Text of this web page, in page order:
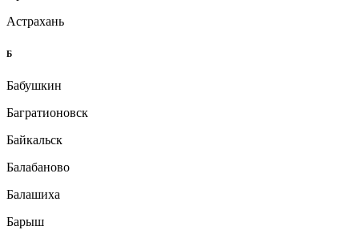
Астрахань
Б
Бабушкин
Багратионовск
Байкальск
Балабаново
Балашиха
Барыш